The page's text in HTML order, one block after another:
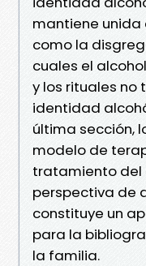
mantiene
como la
cuales el
y los rituales no
identidad
última sección,
modelo de
tratamiento del
perspectiva de
constituye un
para la
la familia.